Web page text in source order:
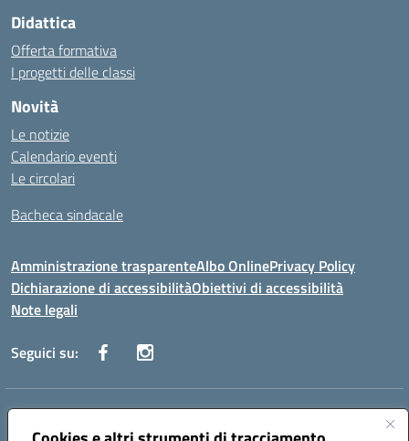
Didattica
Offerta formativa
I progetti delle classi
Novità
Le notizie
Calendario eventi
Le circolari
Bacheca sindacale
Amministrazione trasparenteAlbo OnlinePrivacy Policy
Dichiarazione di accessibilitàObiettivi di accessibilità
Note legali
Seguici su:
Indirizzo:
Centralino:0924 534873 Salemi - 0924534879 Partanna